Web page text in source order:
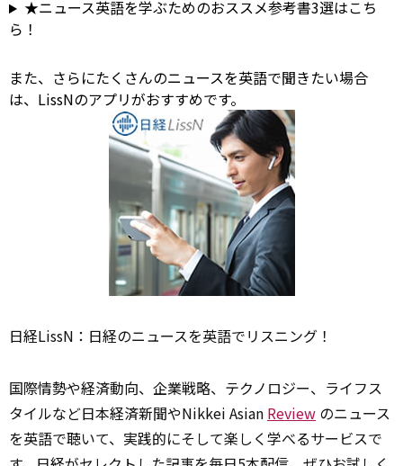
★ニュース英語を学ぶためのおススメ参考書3選はこち
ら！
また、さらにたくさんのニュースを英語で聞きたい場合
は、LissNのアプリがおすすめです。
日経LissN：日経のニュースを英語でリスニング！
国際情勢や経済動向、企業戦略、テクノロジー、ライフス
タイルなど日本経済新聞やNikkei Asian Review のニュース
を英語で聴いて、実践的にそして楽しく学べるサービスで